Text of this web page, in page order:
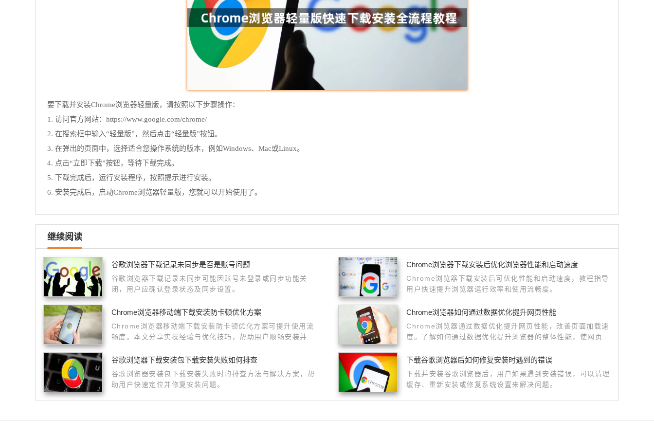
要下载并安装Chrome浏览器轻量版，请按照以下步骤操作：
1. 访问官方网站：https://www.google.com/chrome/
2. 在搜索框中输入“轻量版”，然后点击“轻量版”按钮。
3. 在弹出的页面中，选择适合您操作系统的版本，例如Windows、Mac或Linux。
4. 点击“立即下载”按钮，等待下载完成。
5. 下载完成后，运行安装程序，按照提示进行安装。
6. 安装完成后，启动Chrome浏览器轻量版，您就可以开始使用了。
继续阅读
谷歌浏览器下载记录未同步是否是账号问题
谷歌浏览器下载记录未同步可能因账号未登录或同步功能关
闭，用户应确认登录状态及同步设置。
Chrome浏览器下载安装后优化浏览器性能和启动速度
Chrome浏览器下载安装后可优化性能和启动速度，教程指导
用户快速提升浏览器运行效率和使用流畅度。
Chrome浏览器移动端下载安装防卡顿优化方案
Chrome浏览器移动端下载安装防卡顿优化方案可提升使用流
畅度。本文分享实操经验与优化技巧，帮助用户顺畅安装并提
Chrome浏览器如何通过数据优化提升网页性能
Chrome浏览器通过数据优化提升网页性能，改善页面加载速
度。了解如何通过数据优化提升浏览器的整体性能，使网页加
谷歌浏览器下载安装包下载安装失败如何排查
谷歌浏览器安装包下载安装失败时的排查方法与解决方案，帮
助用户快速定位并修复安装问题。
下载谷歌浏览器后如何修复安装时遇到的错误
下载并安装谷歌浏览器后，用户如果遇到安装错误，可以清理
缓存、重新安装或修复系统设置来解决问题。